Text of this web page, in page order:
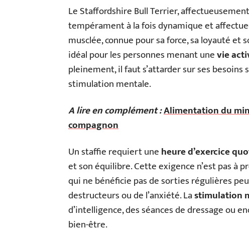
Le Staffordshire Bull Terrier,
tempérament à la fois dynamique et
musclée, connue pour sa force, sa loyauté
idéal pour les personnes menant unevie
pleinement, il faut s’attarder sur ses
stimulation mentale.
A lire en complément :Alimentation du
compagnon
Un staffie requiert uneheure d’exercice
et son équilibre. Cette exigence n’est pas à
qui ne bénéficie pas de sorties régulières
destructeurs ou de l’anxiété. Lastimulation
d’intelligence, des séances de dressage ou
bien-être.